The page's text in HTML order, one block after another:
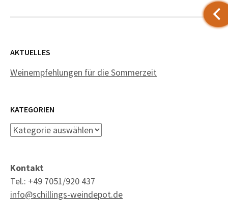
AKTUELLES
Weinempfehlungen für die Sommerzeit
KATEGORIEN
Kategorien
Kontakt
Tel.: +49 7051/920 437
info@schillings-weindepot.de